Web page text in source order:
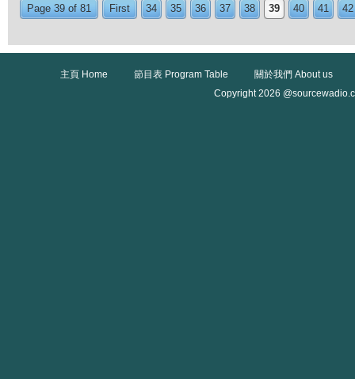
Page 39 of 81 First 34 35 36 37 38 39 40 41 42
主頁 Home 節目表 Program Table
關於我們 About us
Copyright 2026